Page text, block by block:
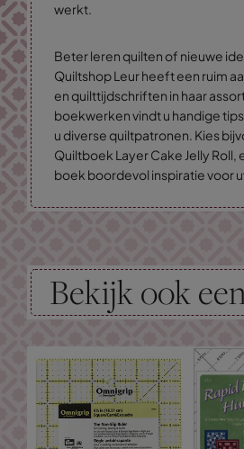
werkt.
Beter leren quilten of nieuwe
Quiltshop Leur heeft een ruim
en quilttijdschriften in haar
boekwerken vindt u handige
u diverse quiltpatronen. Kies
Quiltboek Layer Cake Jelly Roll,
boek boordevol inspiratie voor
Bekijk ook